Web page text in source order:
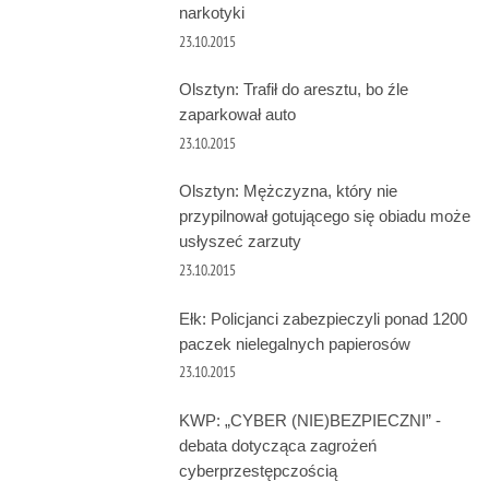
narkotyki
23.10.2015
Olsztyn: Trafił do aresztu, bo źle
zaparkował auto
23.10.2015
Olsztyn: Mężczyzna, który nie
przypilnował gotującego się obiadu może
usłyszeć zarzuty
23.10.2015
Ełk: Policjanci zabezpieczyli ponad 1200
paczek nielegalnych papierosów
23.10.2015
KWP: „CYBER (NIE)BEZPIECZNI” -
debata dotycząca zagrożeń
cyberprzestępczością